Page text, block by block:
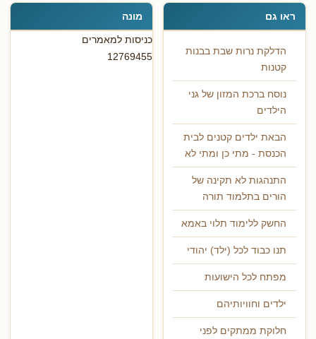
ראו גם
הדלקת נרות שבת בבנות
קטנות
נוסח ברכת המזון של גני
הילדים
הבאת ילדים קטנים לבית
הכנסת - מתי כן ומתי לא
התנהגות לא תקינה של
הורים בתלמוד תורה
החשק ללימוד תלוי באמא
תנו כבוד לכל (ילד) יהודי
מפתח לכל הישועות
ילדים וחוויותיהם
חלוקת ממתקים לפני
מונה
כניסות למאמרים
12769455